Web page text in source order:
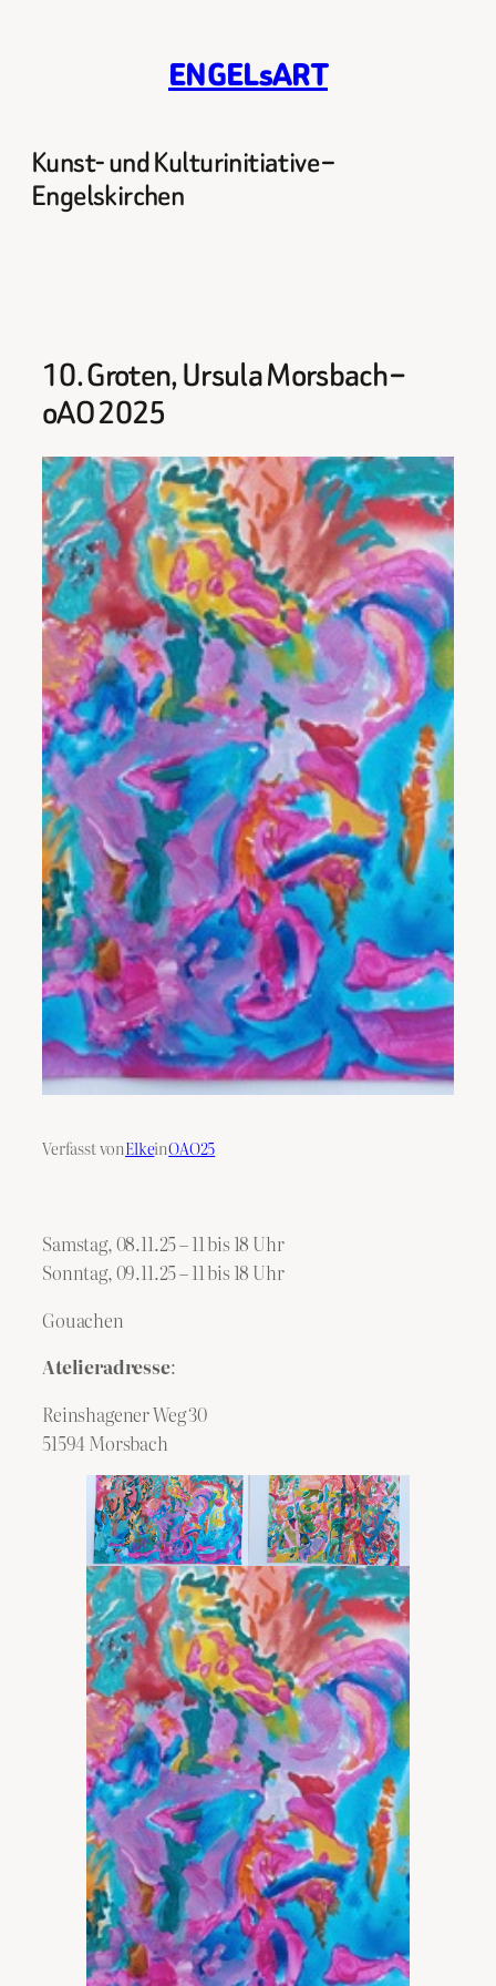
ENGELsART
Kunst- und Kulturinitiative –
Engelskirchen
10. Groten, Ursula Morsbach –
oAO 2025
Verfasst vonElkeinOAO25
Samstag, 08.11.25 – 11 bis 18 Uhr
Sonntag, 09.11.25 – 11 bis 18 Uhr
Gouachen
Atelieradresse:
Reinshagener Weg 30
51594 Morsbach